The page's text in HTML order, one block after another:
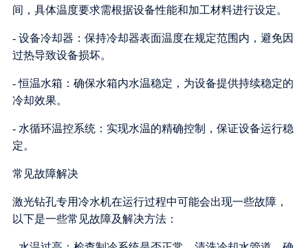
间，具体温度要求需根据设备性能和加工材料进行设定。
- 设备冷却器：保持冷却器表面温度在规定范围内，避免因
过热导致设备损坏。
- 恒温水箱：确保水箱内水温稳定，为设备提供持续稳定的
冷却效果。
- 水循环温控系统：实现水温的精确控制，保证设备运行稳
定。
常见故障解决
激光钻孔专用冷水机在运行过程中可能会出现一些故障，
以下是一些常见故障及解决方法：